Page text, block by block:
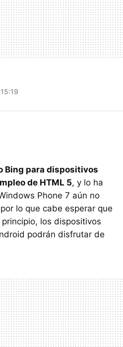
Bing para dispositivos
de HTML 5, y lo ha
Phone 7 aún no
lo que cabe esperar que
los dispositivos
podrán disfrutar de